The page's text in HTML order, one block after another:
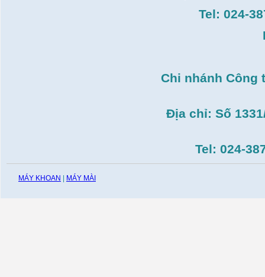
Tel: 024-
Chi nhánh Công
Địa chỉ: Số
Tel: 024-
MÁY KHOAN MÁY MÀI